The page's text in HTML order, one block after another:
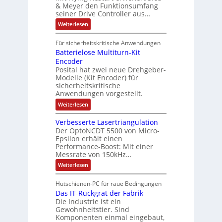
o
m
a
t
i
o
g
e
w
ä
h
t
t
s
k
f
t
e
i
e
r
4
0
A
e
t
z
t
e
l
e
ä
l
t
S
c
h
u
t
z
l
a
c
k
b
e
s
c
i
c
h
t
& Meyer den Funktionsumfang
seiner Drive Controller aus…
Weiterlesen:
S
n
s
l
o
s
e
F
a
n
g
s
c
h
a
l
t
u
n
g
Für sicherheitskritische Anwendungen
Batterielose Multiturn-Kit
Encoder
Posital hat zwei neue Drehgeber-
Modelle (Kit Encoder) für
sicherheitskritische
Anwendungen vorgestellt.
Weiterlesen:
B
t
t
e
r
i
e
l
o
e
M
u
l
t
Verbesserte Lasertriangulation
Der OptoNCDT 5500 von Micro-
Epsilon erhält einen
Performance-Boost: Mit einer
Messrate von 150kHz…
Weiterlesen:
V
r
b
e
s
s
e
Hutschienen-PC für raue Bedingungen
Das IT-Rückgrat der Fabrik
Die Industrie ist ein
Gewohnheitstier. Sind
Komponenten einmal eingebaut,